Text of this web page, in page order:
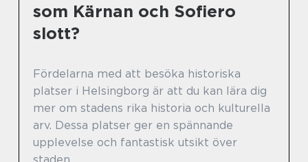
som Kärnan och Sofiero
slott?
Fördelarna med att besöka historiska
platser i Helsingborg är att du kan lära dig
mer om stadens rika historia och kulturella
arv. Dessa platser ger en spännande
upplevelse och fantastisk utsikt över